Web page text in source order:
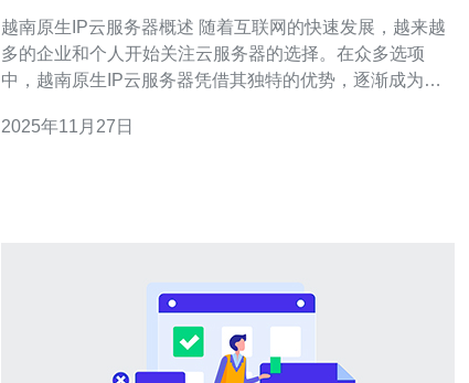
越南原生IP云服务器概述 随着互联网的快速发展，越来越
多的企业和个人开始关注云服务器的选择。在众多选项
中，越南原生IP云服务器凭借其独特的优势，逐渐成为热
能对比，帮助您做出更明智的决策。 在开始之前，我们总
2025年11月27日